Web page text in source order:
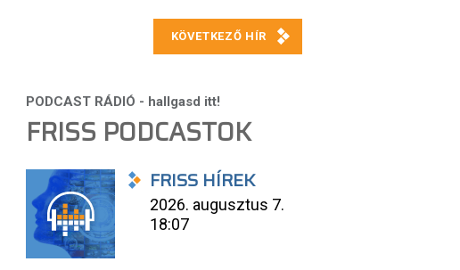
FRISS PODCASTOK
FRISS HÍREK
2026. augusztus 7.
18:07